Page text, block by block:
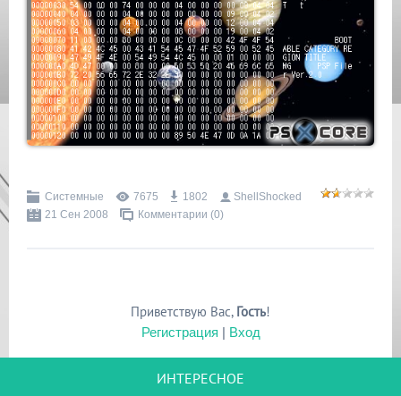
Системные 7675 1802
ShellShocked
21 Сен 2008
Комментарии (0)
Приветствую Вас, Гость!
Регистрация | Вход
ИНТЕРЕСНОЕ